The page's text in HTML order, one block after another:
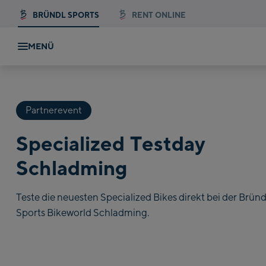
BRÜNDL SPORTS RENT ONLINE
MENÜ
Partnerevent
Specialized Testday
Schladming
Teste die neuesten Specialized Bikes direkt bei der
Sports Bikeworld Schladming.